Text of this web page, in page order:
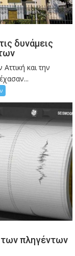
δυνάμεις
και την
των πληγέντων